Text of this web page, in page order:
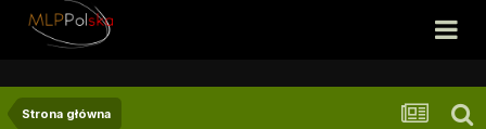
Strona główna